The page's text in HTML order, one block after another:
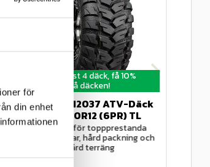
för
din enhet
Köp minst 4 däck, få 10%
rabatt på däcken!
DURO DI2037 ATV-Däck
26x10,00R12 (6PR) TL
Designad för toppprestanda
på trottoar, hård packning och
lös-på-hård terräng